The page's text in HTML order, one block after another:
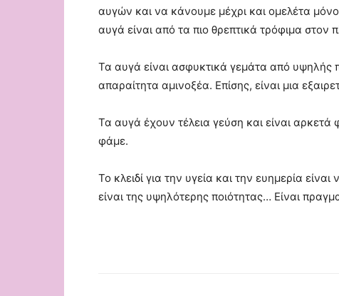
αυγών και να κάνουμε μέχρι και ομελέτα
αυγά είναι από τα πιο θρεπτικά τρόφιμα στον
Τα αυγά είναι ασφυκτικά γεμάτα από υψηλής
απαραίτητα αμινοξέα. Επίσης, είναι μια
Τα αυγά έχουν τέλεια γεύση και είναι
φάμε.
Το κλειδί για την υγεία και την ευημερία
είναι της υψηλότερης ποιότητας… Είναι